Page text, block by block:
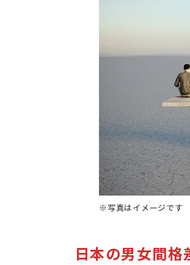
※写真はイメージです
日本の男女間格